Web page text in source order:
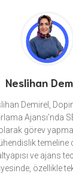
Neslihan
Demirel,
Ajansı’nda
görev
temeline
ve ajans
özellikle